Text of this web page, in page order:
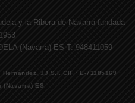
y la Ribera de Navarra fundada
(Navarra) ES T. 948411059
JJ S.I. CIF · E-71185169 ·
(Navarra) ES